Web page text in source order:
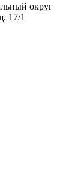
округ
17/1